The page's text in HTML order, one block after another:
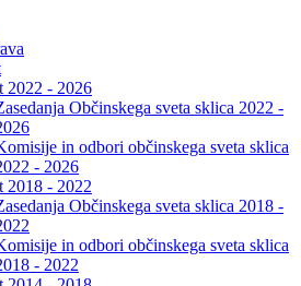
2022 - 2026
Občinskega sveta sklica 2022 -
in odbori občinskega sveta sklica
- 2026
2018 - 2022
Občinskega sveta sklica 2018 -
in odbori občinskega sveta sklica
- 2022